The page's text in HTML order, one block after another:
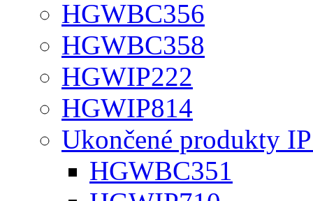
HGWBC356
HGWBC358
HGWIP222
HGWIP814
Ukončené produkty
HGWBC351